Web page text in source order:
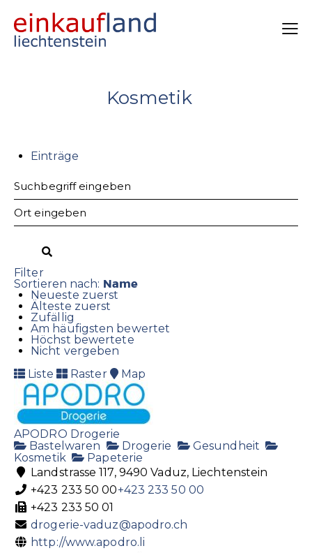
Kosmetik
Einträge
Filter
Sortieren nach: Name
Neueste zuerst
Älteste zuerst
Zufällig
Am häufigsten bewertet
Höchst bewertete
Nicht vergeben
Liste
Raster Map
APODRO Drogerie
Bastelwaren
Drogerie
Gesundheit
Kosmetik
Papeterie
Landstrasse 117, 9490 Vaduz, Liechtenstein
+423 233 50 00+423 233 50 00
+423 233 50 01
drogerie-vaduz@apodro.ch
http://www.apodro.li